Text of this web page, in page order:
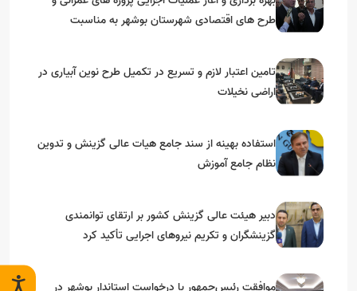
طرح های اقتصادی شهرستان بوشهر به مناسبت
تامین اعتبار لازم و تسریع در تکمیل طرح نوین آبیاری در
اراضی نخیلات
استفاده بهینه از سند جامع هیات عالی گزینش و‌ تدوین
نظام جامع آموزش
دبیر هیئت عالی گزینش کشور بر ارتقای توانمندی
گزینشگران و تکریم نیروهای اجرایی تأکید کرد